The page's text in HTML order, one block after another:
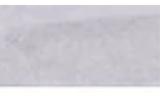
Transdisciplinar do bebê.